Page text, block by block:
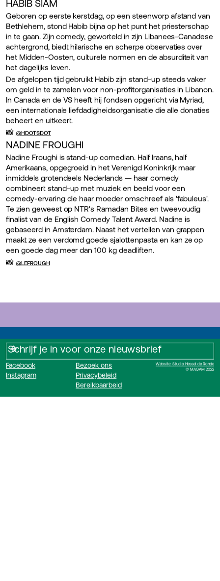
HABIB SIAM
Geboren op eerste kerstdag, op een steenworp afstand van
Bethlehem, stond Habib bijna op het punt het priesterschap
in te gaan. Zijn comedy, geworteld in zijn Libanees-Canadese
achtergrond, biedt hilarische en scherpe observaties over
het Midden-Oosten, culturele normen en de absurditeit van
het dagelijks leven.
De afgelopen tijd gebruikt Habib zijn stand-up steeds vaker
om geld in te zamelen voor non-profitorganisaties in Libanon.
In Canada en de VS heeft hij fondsen opgericht via Myriad,
een internationale liefdadigheidsorganisatie die alle donaties
beheert en uitkeert.
📸 @HDOTSDOT
NADINE FROUGHI
Nadine Froughi is stand-up comedian. Half Iraans, half
Amerikaans, opgegroeid in het Verenigd Koninkrijk maar
inmiddels grotendeels Nederlands — haar comedy
combineert stand-up met muziek en beeld voor een
comedy-ervaring die haar moeder omschreef als 'fabuleus'.
Te zien geweest op NTR's Ramadan Bites en tweevoudig
finalist van de English Comedy Talent Award. Nadine is
gebaseerd in Amsterdam. Naast het vertellen van grappen
maakt ze een verdomd goede sjalottenpasta en kan ze op
een goede dag meer dan 100 kg deadliften.
📸 @LEFROUGH
Bereikbaarbeid
Privacybeleid
Bezoek ons
Facebook
Instagram
Website: Studio Hessel de Ronde
© MAQAM 2022